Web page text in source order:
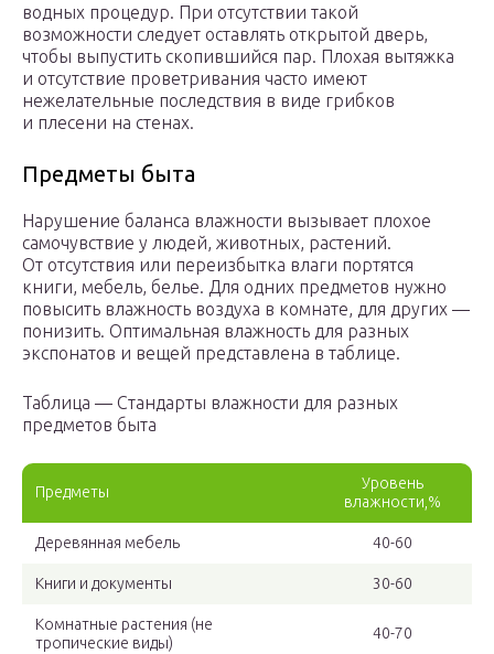
водных процедур. При отсутствии такой
возможности следует оставлять открытой дверь,
чтобы выпустить скопившийся пар. Плохая вытяжка
и отсутствие проветривания часто имеют
нежелательные последствия в виде грибков
и плесени на стенах.
Предметы быта
Нарушение баланса влажности вызывает плохое
самочувствие у людей, животных, растений.
От отсутствия или переизбытка влаги портятся
книги, мебель, белье. Для одних предметов нужно
повысить влажность воздуха в комнате, для других —
понизить. Оптимальная влажность для разных
экспонатов и вещей представлена в таблице.
Таблица — Стандарты влажности для разных
предметов быта
Предметы
Уровень
влажности,%
Деревянная мебель 40-60
Книги и документы 30-60
Комнатные растения (не
тропические виды)
40-70